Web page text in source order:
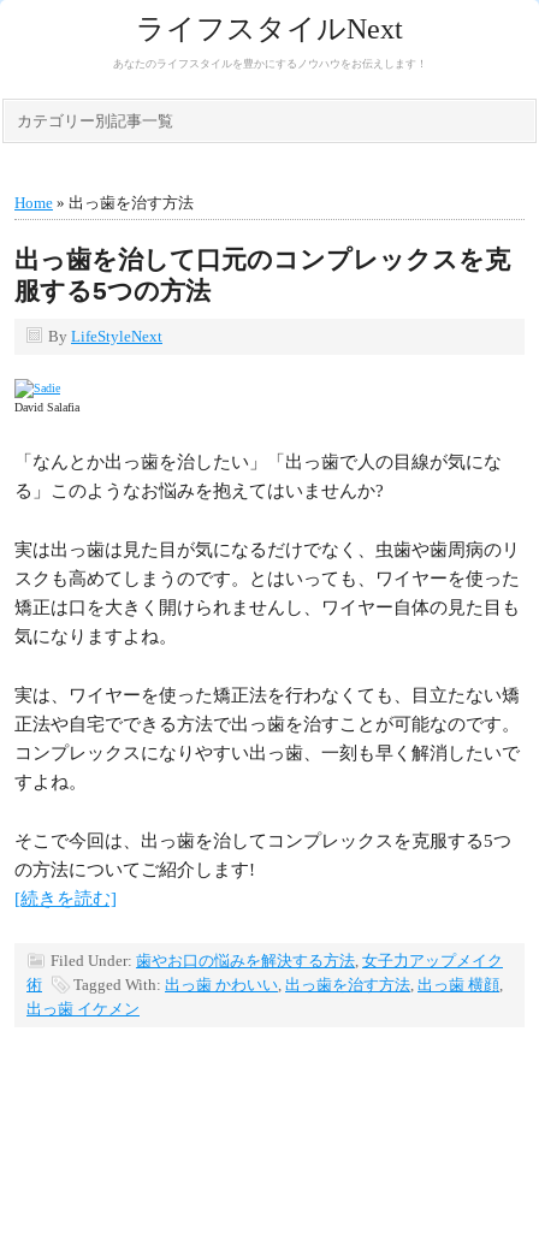
ライフスタイルNext
あなたのライフスタイルを豊かにするノウハウをお伝えします！
カテゴリー別記事一覧
Home » 出っ歯を治す方法
出っ歯を治して口元のコンプレックスを克
服する5つの方法
By LifeStyleNext
David Salafia
「なんとか出っ歯を治したい」「出っ歯で人の目線が気にな
る」このようなお悩みを抱えてはいませんか?
実は出っ歯は見た目が気になるだけでなく、虫歯や歯周病のリ
スクも高めてしまうのです。とはいっても、ワイヤーを使った
矯正は口を大きく開けられませんし、ワイヤー自体の見た目も
気になりますよね。
実は、ワイヤーを使った矯正法を行わなくても、目立たない矯
正法や自宅でできる方法で出っ歯を治すことが可能なのです。
コンプレックスになりやすい出っ歯、一刻も早く解消したいで
すよね。
そこで今回は、出っ歯を治してコンプレックスを克服する5つ
の方法についてご紹介します!
[続きを読む]
Filed Under: 歯やお口の悩みを解決する方法, 女子力アップメイク
術
Tagged With: 出っ歯 かわいい, 出っ歯を治す方法, 出っ歯 横顔,
出っ歯 イケメン